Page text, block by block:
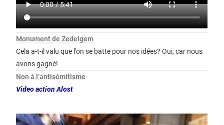
Monument de Zedelgem
Cela a-t-il valu que l'on se batte pour nos idées? Oui, car nous
avons gagné!
Non à l’antisémitisme
Video action Alost